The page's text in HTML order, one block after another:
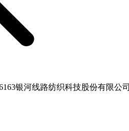
银河线路纺织科技股份有限公司